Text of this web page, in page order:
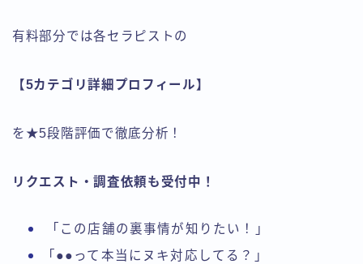
有料部分では各セラピストの
【5カテゴリ詳細プロフィール】
を★5段階評価で徹底分析！
リクエスト・調査依頼も受付中！
「この店舗の裏事情が知りたい！」
「●●って本当にヌキ対応してる？」